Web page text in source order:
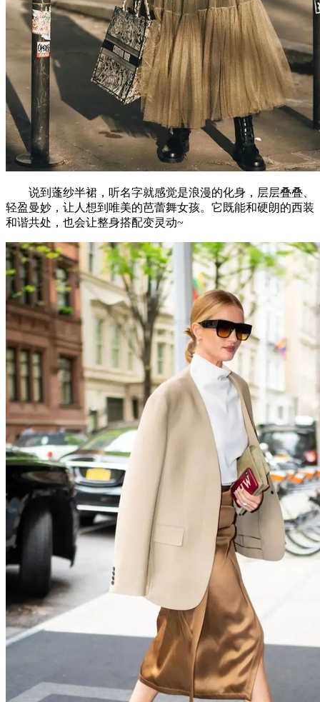
说到蓬纱半裙，听名字就感觉是浪漫的化身，层层叠叠、
轻盈曼妙，让人想到唯美的芭蕾舞女孩。它既能和硬朗的西装
和谐共处，也会让整身搭配变灵动~